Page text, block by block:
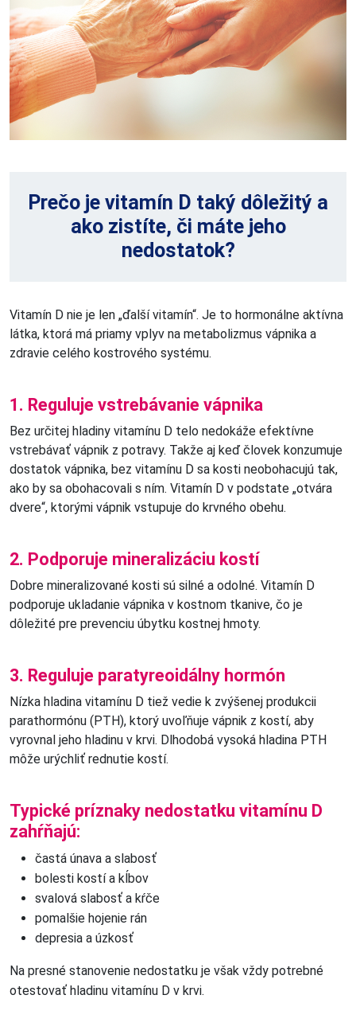
Prečo je vitamín D taký dôležitý a
ako zistíte, či máte jeho
nedostatok?
Vitamín D nie je len „ďalší vitamín“. Je to hormonálne aktívna
látka, ktorá má priamy vplyv na metabolizmus vápnika a
zdravie celého kostrového systému.
1. Reguluje vstrebávanie vápnika
Bez určitej hladiny vitamínu D telo nedokáže efektívne
vstrebávať vápnik z potravy. Takže aj keď človek konzumuje
dostatok vápnika, bez vitamínu D sa kosti neobohacujú tak,
ako by sa obohacovali s ním. Vitamín D v podstate „otvára
dvere“, ktorými vápnik vstupuje do krvného obehu.
2. Podporuje mineralizáciu kostí
Dobre mineralizované kosti sú silné a odolné. Vitamín D
podporuje ukladanie vápnika v kostnom tkanive, čo je
dôležité pre prevenciu úbytku kostnej hmoty.
3. Reguluje paratyreoidálny hormón
Nízka hladina vitamínu D tiež vedie k zvýšenej produkcii
parathormónu (PTH), ktorý uvoľňuje vápnik z kostí, aby
vyrovnal jeho hladinu v krvi. Dlhodobá vysoká hladina PTH
môže urýchliť rednutie kostí.
Typické príznaky nedostatku vitamínu D
zahŕňajú:
častá únava a slabosť
bolesti kostí a kĺbov
svalová slabosť a kŕče
pomalšie hojenie rán
depresia a úzkosť
Na presné stanovenie nedostatku je však vždy potrebné
otestovať hladinu vitamínu D v krvi.